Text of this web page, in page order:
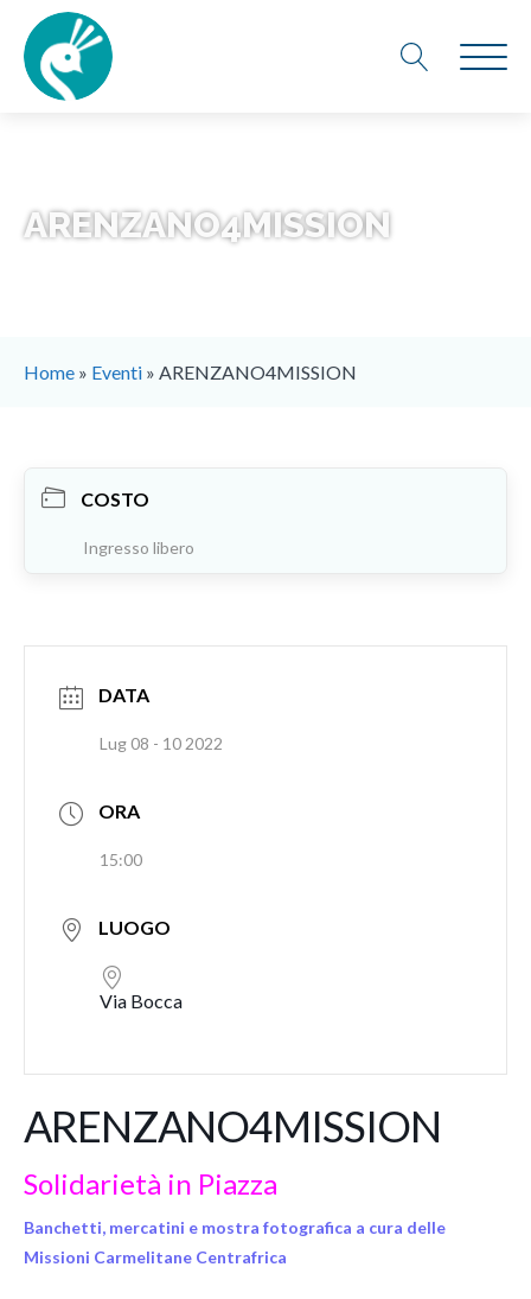
ARENZANO4MISSION
Home » Eventi » ARENZANO4MISSION
COSTO
Ingresso libero
DATA
Lug 08 - 10 2022
ORA
15:00
LUOGO
Via Bocca
ARENZANO4MISSION
Solidarietà in Piazza
Banchetti, mercatini e mostra fotografica a cura delle
Missioni Carmelitane Centrafrica